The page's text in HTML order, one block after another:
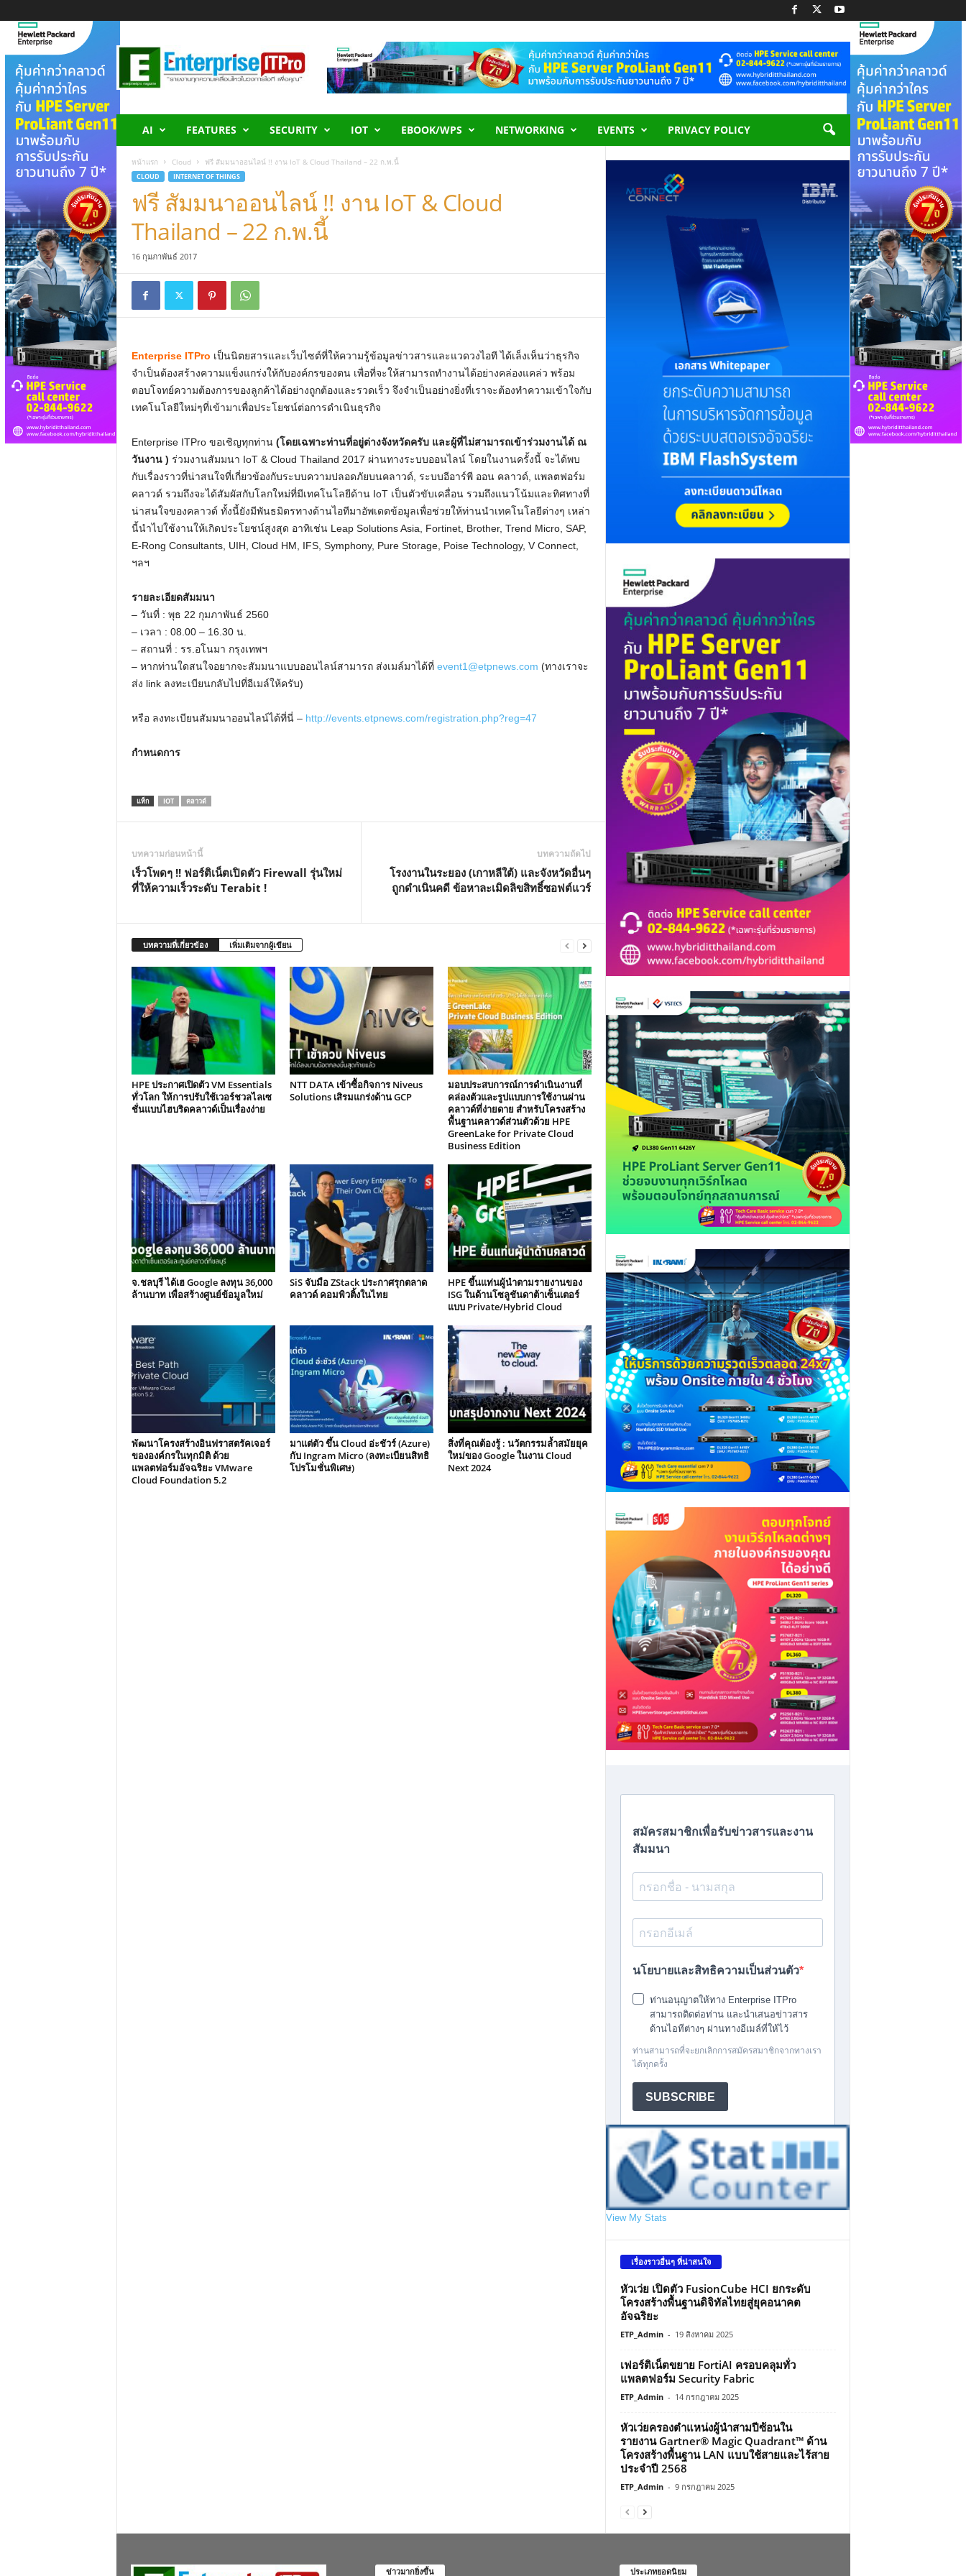
n
T
P
r
o
AI FEATURES SECURITY IOT EBOOK/WPS NETWORKING EVENTS PRIVACY POLICY
หน้าแรก Cloud ฟรี สัมมนาออนไลน์ !! งาน IoT & Cloud Thailand – 22 ก.พ.นี้
CLOUD INTERNET OF THINGS
ฟรี สัมมนาออนไลน์ !! งาน IoT & Cloud
Thailand – 22 ก.พ.นี้
16 กุมภาพันธ์ 2017
Enterprise ITPro เป็นนิตยสารและเว็บไซต์ที่ให้ความรู้ข้อมูลข่าวสารและแวดวงไอที ได้เล็งเห็นว่าธุรกิจ
จำเป็นต้องสร้างความแข็งแกร่งให้กับองค์กรของตน เพื่อที่จะให้สามารถทำงานได้อย่างคล่องแคล่ว พร้อม
ตอบโจทย์ความต้องการของลูกค้าได้อย่างถูกต้องและรวดเร็ว จึงจำเป็นอย่างยิ่งที่เราจะต้องทำความเข้าใจกับ
เทคโนโลยีใหม่ๆที่เข้ามาเพื่อประโยชน์ต่อการดำเนินธุรกิจ
Enterprise ITPro ขอเชิญทุกท่าน(โดยเฉพาะท่านที่อยู่ต่างจังหวัดครับ และผู้ที่ไม่สามารถเข้าร่วมงานได้ ณ
วันงาน ) ร่วมงานสัมมนา IoT & Cloud Thailand 2017 ผ่านทางระบบออนไลน์ โดยในงานครั้งนี้ จะได้พบ
กับเรื่องราวที่น่าสนใจที่เกี่ยวข้องกับระบบความปลอดภัยบนคลาวด์, ระบบอีอาร์พี ออน คลาวด์, แพลตฟอร์ม
คลาวด์ รวมถึงจะได้สัมผัสกับโลกใหม่ที่มีเทคโนโลยีด้าน IoT เป็นตัวขับเคลื่อน รวมถึงแนวโน้มและทิศทางที่
น่าสนใจของคลาวด์ ทั้งนี้ยังมีพันธมิตรทางด้านไอทีมาอัพเดตข้อมูลเพื่อช่วยให้ท่านนำเทคโนโลยีต่างๆ เหล่า
นี้นำไปใช้งานให้เกิดประโยชน์สูงสุด อาทิเช่น Leap Solutions Asia, Fortinet, Brother, Trend Micro, SAP,
E-Rong Consultants, UIH, Cloud HM, IFS, Symphony, Pure Storage, Poise Technology, V Connect,
ฯลฯ
รายละเอียดสัมมนา
– วันที่ : พุธ 22 กุมภาพันธ์ 2560
– เวลา : 08.00 – 16.30 น.
– สถานที่ : รร.อโนมา กรุงเทพฯ
– หากท่านใดสนใจอยากจะสัมมนาแบบออนไลน์สามารถ ส่งเมล์มาได้ที่ event1@etpnews.com (ทางเราจะ
ส่ง link ลงทะเบียนกลับไปที่อีเมล์ให้ครับ)
หรือ ลงทะเบียนสัมมนาออนไลน์ได้ที่นี่ – http://events.etpnews.com/registration.php?reg=47
กำหนดการ
แท็ก IOT คลาวด์
บทความก่อนหน้านี้
เร็วโพดๆ !! ฟอร์ติเน็ตเปิดตัว Firewall รุ่นใหม่
ที่ให้ความเร็วระดับ Terabit !
บทความถัดไป
โรงงานในระยอง (เกาหลีใต้) และจังหวัดอื่นๆ
ถูกดำเนินคดี ข้อหาละเมิดลิขสิทธิ์ซอฟต์แวร์
บทความที่เกี่ยวข้อง เพิ่มเติมจากผู้เขียน
HPE ประกาศเปิดตัว VM Essentials
ทั่วโลก ให้การปรับใช้เวอร์ชวลไลเซ
ชั่นแบบไฮบริดคลาวด์เป็นเรื่องง่าย
NTT DATA เข้าซื้อกิจการ Niveus
Solutions เสิรมแกร่งด้าน GCP
มอบประสบการณ์การดำเนินงานที่
คล่องตัวและรูปแบบการใช้งานผ่าน
คลาวด์ที่ง่ายดาย สำหรับโครงสร้าง
พื้นฐานคลาวด์ส่วนตัวด้วย HPE
GreenLake for Private Cloud
Business Edition
จ.ชลบุรี ได้เฮ Google ลงทุน 36,000
ล้านบาท เพื่อสร้างศูนย์ข้อมูลใหม่
SiS จับมือ ZStack ประกาศรุกตลาด
คลาวด์ คอมพิวติ้งในไทย
HPE ขึ้นแท่นผู้นำตามรายงานของ
ISG ในด้านโซลูชันดาต้าเซ็นเตอร์
แบบ Private/Hybrid Cloud
พัฒนาโครงสร้างอินฟราสตรัคเจอร์
ขององค์กรในทุกมิติ ด้วย
แพลตฟอร์มอัจฉริยะ VMware
Cloud Foundation 5.2
มาแต่ตัว ขึ้น Cloud อ่ะชัวร์ (Azure)
กับ Ingram Micro (ลงทะเบียนสิทธิ
โปรโมชั่นพิเศษ)
สิ่งที่คุณต้องรู้ : นวัตกรรมล้ำสมัยยุค
ใหม่ของ Google ในงาน Cloud
Next 2024
View My Stats
เรื่องราวอื่นๆ ที่น่าสนใจ
หัวเว่ย เปิดตัว FusionCube HCI ยกระดับ
โครงสร้างพื้นฐานดิจิทัลไทยสู่ยุคอนาคต
อัจฉริยะ
ETP_Admin - 19 สิงหาคม 2025
เฟอร์ติเน็ตขยาย FortiAI ครอบคลุมทั่ว
แพลตฟอร์ม Security Fabric
ETP_Admin - 14 กรกฎาคม 2025
หัวเว่ยครองตำแหน่งผู้นำสามปีซ้อนใน
รายงาน Gartner® Magic Quadrant™ ด้าน
โครงสร้างพื้นฐาน LAN แบบใช้สายและไร้สาย
ประจำปี 2568
ETP_Admin - 9 กรกฎาคม 2025
ข่าวมากยิ่งขึ้น ประเภทยอดนิยม